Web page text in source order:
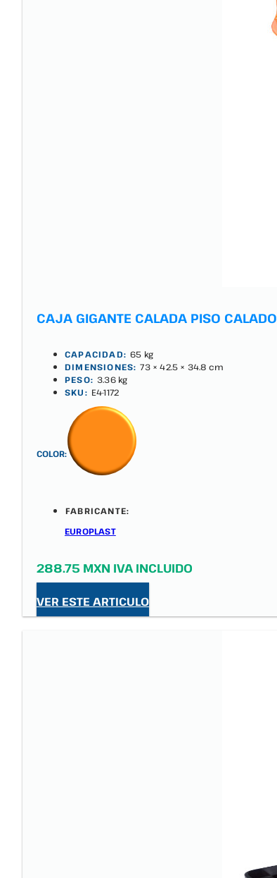
CAJA GIGANTE CALADA PISO CALADO
CAPACIDAD: 65 kg
DIMENSIONES: 73 × 42.5 × 34.8 cm
PESO: 3.36 kg
SKU: E4-1172
COLOR:
FABRICANTE:
EUROPLAST
288.75 MXN IVA INCLUIDO
VER ESTE ARTICULO